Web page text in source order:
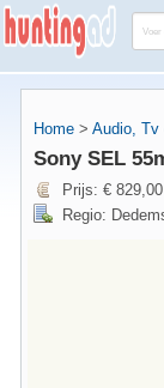
Home > Audio, Tv
Sony SEL
Prijs: € 829,00
Regio: